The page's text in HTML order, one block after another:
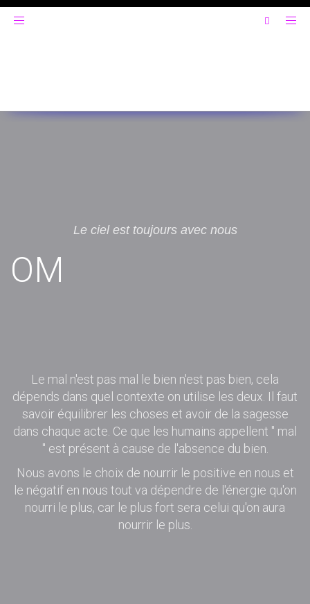
Toggle
Le ciel est toujours avec nous
OM
Le mal n'est pas mal le bien n'est pas bien, cela
dépends dans quel contexte on utilise les deux. Il faut
savoir équilibrer les choses et avoir de la sagesse
dans chaque acte. Ce que les humains appellent " mal
" est présent à cause de l'absence du bien.
Nous avons le choix de nourrir le positive en nous et
le négatif en nous tout va dépendre de l'énergie qu'on
nourri le plus, car le plus fort sera celui qu'on aura
nourrir le plus.